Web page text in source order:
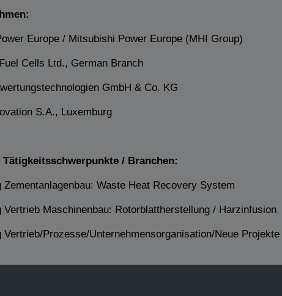
Europe / Mitsubishi Power Europe (MHI Group)
Cells Ltd., German Branch
GmbH & Co. KG
S.A., Luxemburg
Tätigkeitsschwerpunkte / Branchen:
Zementanlagenbau: Waste Heat Recovery System
Vertrieb Maschinenbau: Rotorblattherstellung / Harzinfusion
Vertrieb/Prozesse/Unternehmensorganisation/Neue